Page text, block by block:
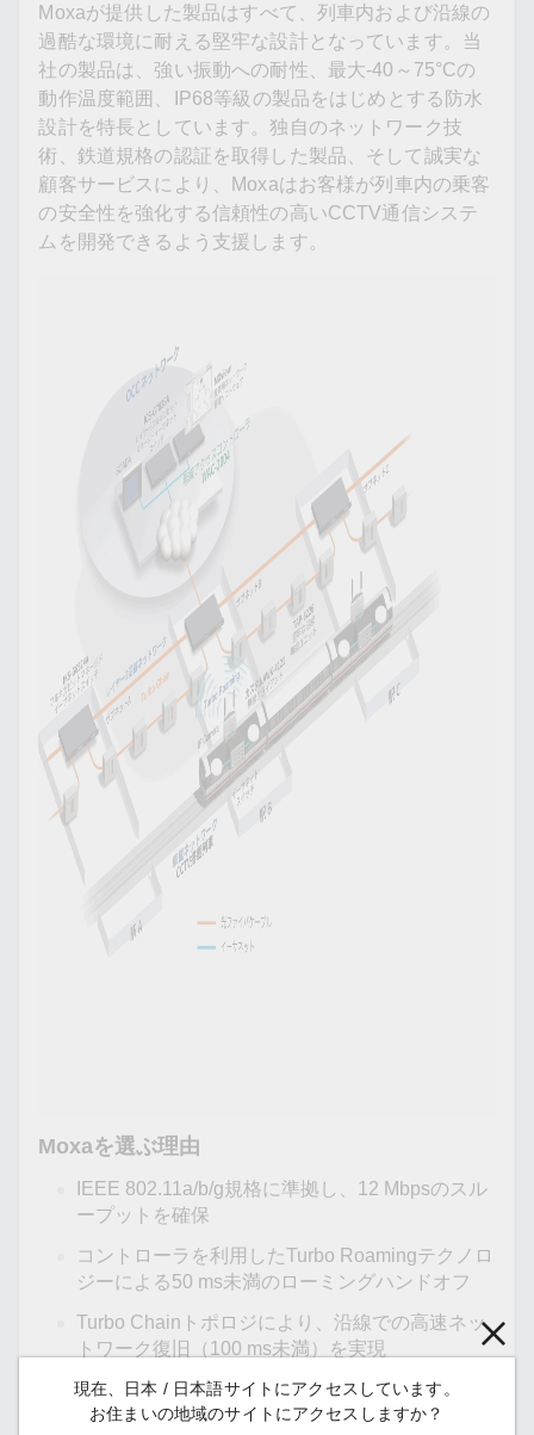
Moxaが提供した製品はすべて、列車内および沿線の
過酷な環境に耐える堅牢な設計となっています。当
社の製品は、強い振動への耐性、最大-40～75°Cの
動作温度範囲、IP68等級の製品をはじめとする防水
設計を特長としています。独自のネットワーク技
術、鉄道規格の認証を取得した製品、そして誠実な
顧客サービスにより、Moxaはお客様が列車内の乗客
の安全性を強化する信頼性の高いCCTV通信システ
ムを開発できるよう支援します。
Moxaを選ぶ理由
IEEE 802.11a/b/g規格に準拠し、12 Mbpsのスル
ープットを確保
コントローラを利用したTurbo Roamingテクノロ
ジーによる50 ms未満のローミングハンドオフ
Turbo Chainトポロジにより、沿線での高速ネッ
トワーク復旧（100 ms未満）を実現
AeroLink Protectionが列車-地上間ネットワーク
通信用無線ネットワークフェイルオーバーメカ
現在、日本 / 日本語サイトにアクセスしています。
お住まいの地域のサイトにアクセスしますか？